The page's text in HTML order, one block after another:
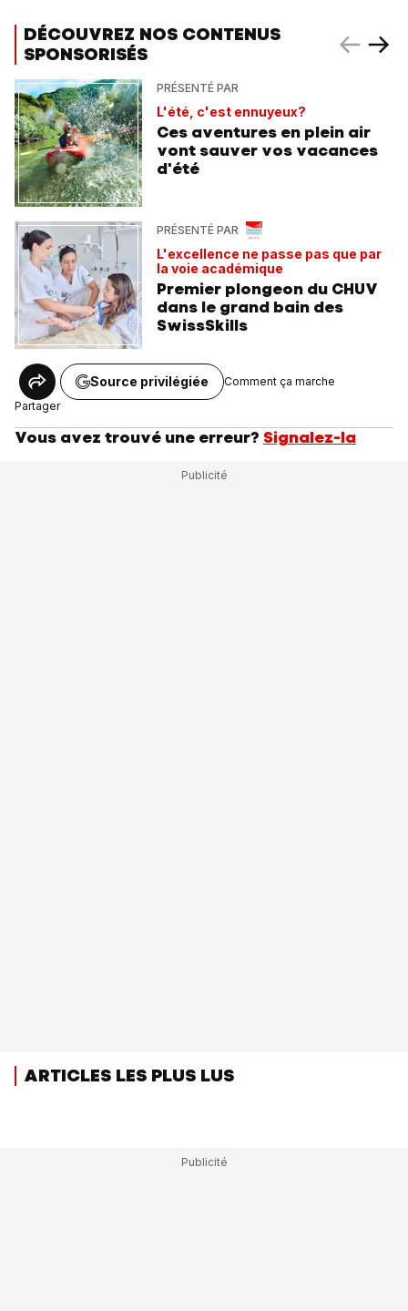
DÉCOUVREZ NOS CONTENUS
SPONSORISÉS
PRÉSENTÉ PAR
L'été, c'est ennuyeux?
Ces aventures en plein air
vont sauver vos vacances
d'été
PRÉSENTÉ PAR
L'excellence ne passe pas que par
la voie académique
Premier plongeon du CHUV
dans le grand bain des
SwissSkills
Partager
Source privilégiée Comment ça marche
Vous avez trouvé une erreur? Signalez-la
ARTICLES LES PLUS LUS